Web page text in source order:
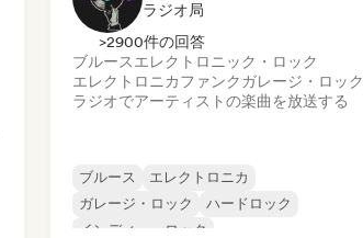
ラジオ局
>2900件の回答
ブルースエレクトロニック・ロック
エレクトロニカファンクガレージ・ロック
ラジオでアーティストの楽曲を放送する
ブルース
エレクトロニカ
ガレージ・ロック
ハードロック
インディー・ロック